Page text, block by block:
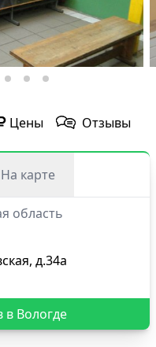
Цены Отзывы
На карте
область
д.34а
в Вологде